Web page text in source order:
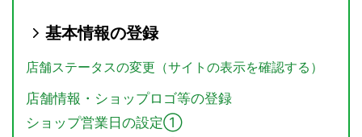
基本情報の登録
店舗ステータスの変更（サイトの表示を確認する）
店舗情報・ショップロゴ等の登録
ショップ営業日の設定①